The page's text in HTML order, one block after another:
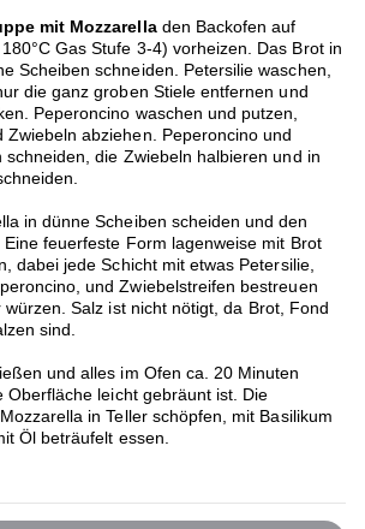
mit Mozzarelladen Backofen auf
Gas Stufe 3-4) vorheizen. Das Brot in
Scheiben schneiden. Petersilie waschen,
die ganz groben Stiele entfernen und
Peperoncino waschen und putzen,
Zwiebeln abziehen. Peperoncino und
schneiden, die Zwiebeln halbieren und in
in dünne Scheiben scheiden und den
feuerfeste Form lagenweise mit Brot
dabei jede Schicht mit etwas Petersilie,
und Zwiebelstreifen bestreuen
Salz ist nicht nötigt, da Brot, Fond
sind.
und alles im Ofen ca. 20 Minuten
Oberfläche leicht gebräunt ist. Die
in Teller schöpfen, mit Basilikum
Öl beträufelt essen.